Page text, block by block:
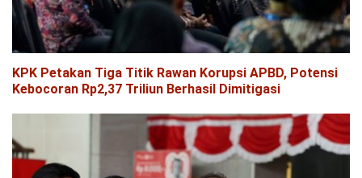
KPK Petakan Tiga Titik Rawan Korupsi APBD, Potensi
Kebocoran Rp2,37 Triliun Berhasil Dimitigasi